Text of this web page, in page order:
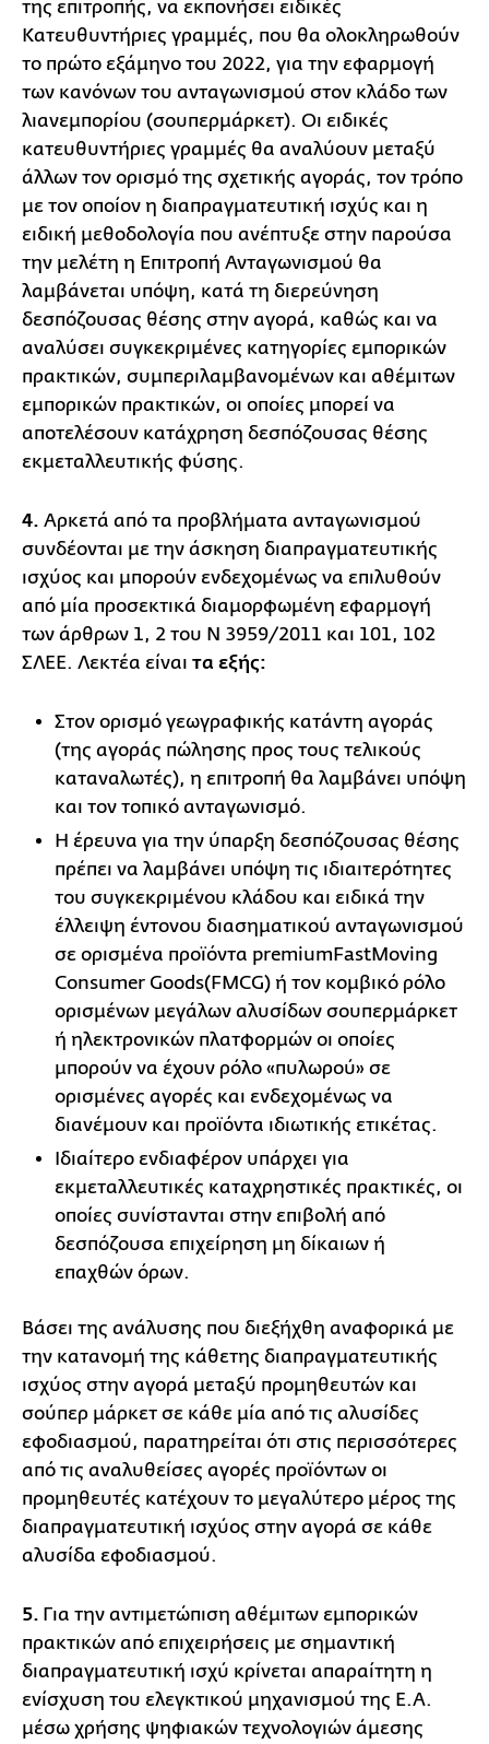
της επιτροπής, να εκπονήσει ειδικές
Κατευθυντήριες γραμμές, που θα ολοκληρωθούν
το πρώτο εξάμηνο του 2022, για την εφαρμογή
των κανόνων του ανταγωνισμού στον κλάδο των
λιανεμπορίου (σουπερμάρκετ). Οι ειδικές
κατευθυντήριες γραμμές θα αναλύουν μεταξύ
άλλων τον ορισμό της σχετικής αγοράς, τον τρόπο
με τον οποίον η διαπραγματευτική ισχύς και η
ειδική μεθοδολογία που ανέπτυξε στην παρούσα
την μελέτη η Επιτροπή Ανταγωνισμού θα
λαμβάνεται υπόψη, κατά τη διερεύνηση
δεσπόζουσας θέσης στην αγορά, καθώς και να
αναλύσει συγκεκριμένες κατηγορίες εμπορικών
πρακτικών, συμπεριλαμβανομένων και αθέμιτων
εμπορικών πρακτικών, οι οποίες μπορεί να
αποτελέσουν κατάχρηση δεσπόζουσας θέσης
εκμεταλλευτικής φύσης.
4. Αρκετά από τα προβλήματα ανταγωνισμού
συνδέονται με την άσκηση διαπραγματευτικής
ισχύος και μπορούν ενδεχομένως να επιλυθούν
από μία προσεκτικά διαμορφωμένη εφαρμογή
των άρθρων 1, 2 του Ν 3959/2011 και 101, 102
ΣΛΕΕ. Λεκτέα είναι τα εξής:
Στον ορισμό γεωγραφικής κατάντη αγοράς
(της αγοράς πώλησης προς τους τελικούς
καταναλωτές), η επιτροπή θα λαμβάνει υπόψη
και τον τοπικό ανταγωνισμό.
Η έρευνα για την ύπαρξη δεσπόζουσας θέσης
πρέπει να λαμβάνει υπόψη τις ιδιαιτερότητες
του συγκεκριμένου κλάδου και ειδικά την
έλλειψη έντονου διασηματικού ανταγωνισμού
σε ορισμένα προϊόντα premiumFastMoving
Consumer Goods(FMCG) ή τον κομβικό ρόλο
ορισμένων μεγάλων αλυσίδων σουπερμάρκετ
ή ηλεκτρονικών πλατφορμών οι οποίες
μπορούν να έχουν ρόλο «πυλωρού» σε
ορισμένες αγορές και ενδεχομένως να
διανέμουν και προϊόντα ιδιωτικής ετικέτας.
Ιδιαίτερο ενδιαφέρον υπάρχει για
εκμεταλλευτικές καταχρηστικές πρακτικές, οι
οποίες συνίστανται στην επιβολή από
δεσπόζουσα επιχείρηση μη δίκαιων ή
επαχθών όρων.
Βάσει της ανάλυσης που διεξήχθη αναφορικά με
την κατανομή της κάθετης διαπραγματευτικής
ισχύος στην αγορά μεταξύ προμηθευτών και
σούπερ μάρκετ σε κάθε μία από τις αλυσίδες
εφοδιασμού, παρατηρείται ότι στις περισσότερες
από τις αναλυθείσες αγορές προϊόντων οι
προμηθευτές κατέχουν το μεγαλύτερο μέρος της
διαπραγματευτική ισχύος στην αγορά σε κάθε
αλυσίδα εφοδιασμού.
5. Για την αντιμετώπιση αθέμιτων εμπορικών
πρακτικών από επιχειρήσεις με σημαντική
διαπραγματευτική ισχύ κρίνεται απαραίτητη η
ενίσχυση του ελεγκτικού μηχανισμού της Ε.Α.
μέσω χρήσης ψηφιακών τεχνολογιών άμεσης